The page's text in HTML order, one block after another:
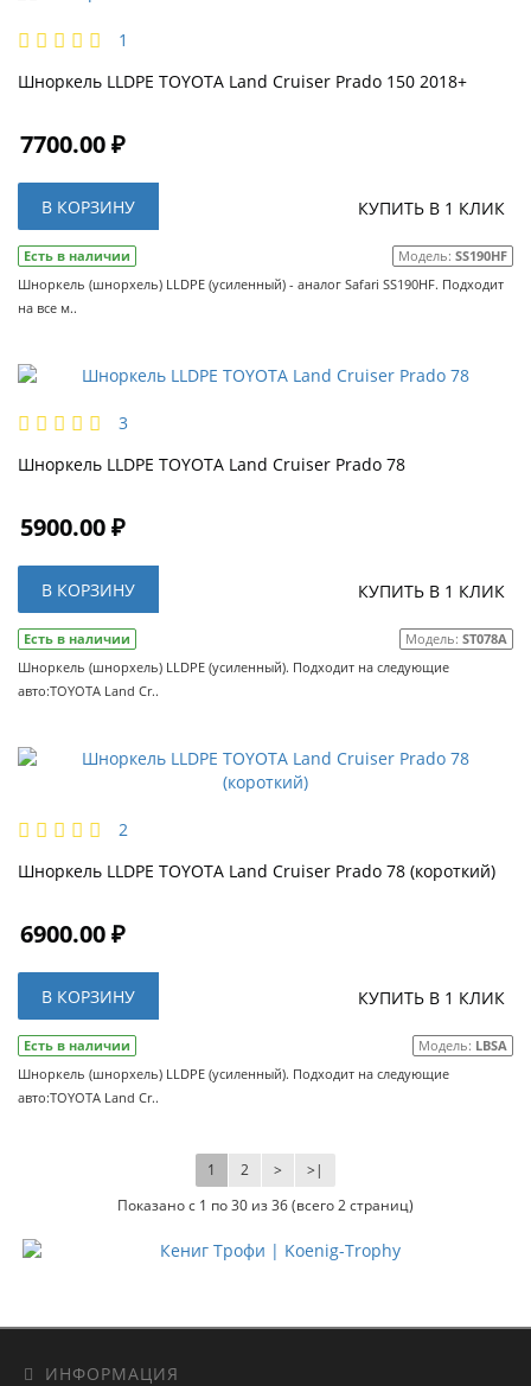
1
Шноркель LLDPE TOYOTA Land Cruiser Prado 150 2018+
7700.00 ₽
В КОРЗИНУ КУПИТЬ В 1 КЛИК
Есть в наличии Модель: SS190HF
Шноркель (шнорхель) LLDPE (усиленный) - аналог Safari SS190HF. Подходит
на все м..
3
Шноркель LLDPE TOYOTA Land Cruiser Prado 78
5900.00 ₽
В КОРЗИНУ КУПИТЬ В 1 КЛИК
Есть в наличии Модель: ST078A
Шноркель (шнорхель) LLDPE (усиленный). Подходит на следующие
авто:TOYOTA Land Cr..
2
Шноркель LLDPE TOYOTA Land Cruiser Prado 78 (короткий)
6900.00 ₽
В КОРЗИНУ КУПИТЬ В 1 КЛИК
Есть в наличии Модель: LBSA
Шноркель (шнорхель) LLDPE (усиленный). Подходит на следующие
авто:TOYOTA Land Cr..
1 2 > >|
Показано с 1 по 30 из 36 (всего 2 страниц)
ИНФОРМАЦИЯ